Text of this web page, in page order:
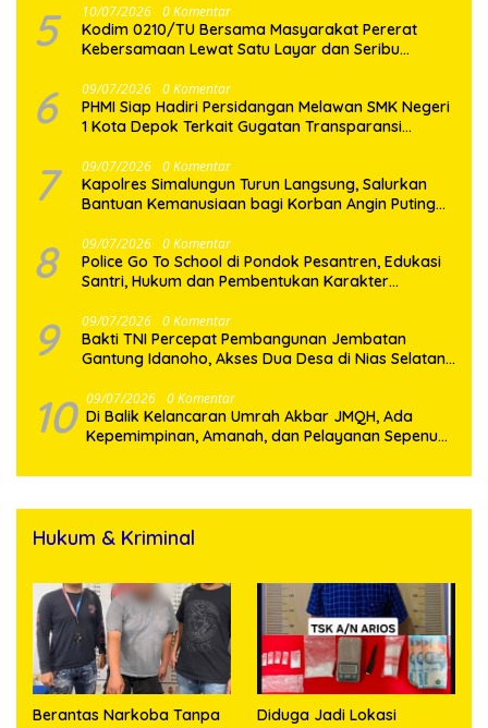
5 10/07/2026 0 Komentar
Kodim 0210/TU Bersama Masyarakat Pererat
Kebersamaan Lewat Satu Layar dan Seribu
6 09/07/2026 0 Komentar
PHMI Siap Hadiri Persidangan Melawan SMK Negeri
1 Kota Depok Terkait Gugatan Transparansi
7 09/07/2026 0 Komentar
Kapolres Simalungun Turun Langsung, Salurkan
Bantuan Kemanusiaan bagi Korban Angin Puting
8 09/07/2026 0 Komentar
Police Go To School di Pondok Pesantren, Edukasi
Santri, Hukum dan Pembentukan Karakter
9 09/07/2026 0 Komentar
Bakti TNI Percepat Pembangunan Jembatan
Gantung Idanoho, Akses Dua Desa di Nias Selatan
10 09/07/2026 0 Komentar
Di Balik Kelancaran Umrah Akbar JMQH, Ada
Kepemimpinan, Amanah, dan Pelayanan Sepenuh
Hukum & Kriminal
Berantas Narkoba Tanpa
Diduga Jadi Lokasi